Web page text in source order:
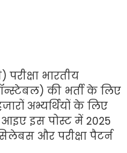
भारतीय
की भर्ती के लिए
अभ्यर्थियों के लिए
इस पोस्ट में 2025
और परीक्षा पैटर्न